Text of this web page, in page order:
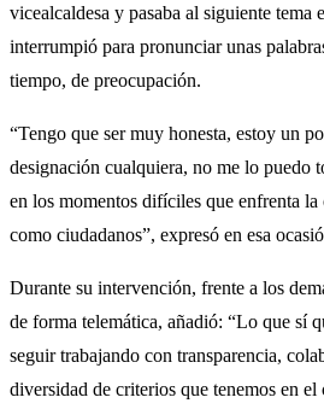
vicealcaldesa y pasaba al siguiente tema
interrumpió para pronunciar unas
tiempo, de preocupación.
“Tengo que ser muy honesta, estoy un
designación cualquiera, no me lo puedo
en los momentos difíciles que enfrenta
como ciudadanos”, expresó en esa
Durante su intervención, frente a los
de forma telemática, añadió: “Lo que sí
seguir trabajando con transparencia,
diversidad de criterios que tenemos en el